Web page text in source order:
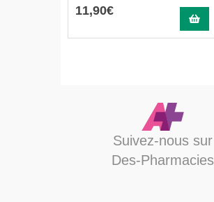
11,90€
Suivez-nous sur
Des-Pharmacies